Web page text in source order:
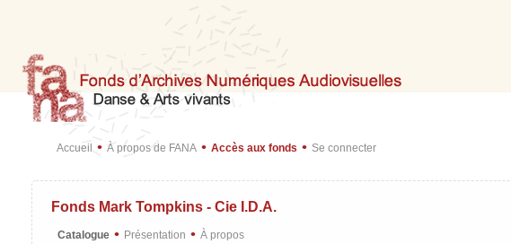
Accueil • À propos de FANA • Accès aux fonds • Se connecter
Fonds Mark Tompkins - Cie I.D.A.
Catalogue • Présentation • À propos